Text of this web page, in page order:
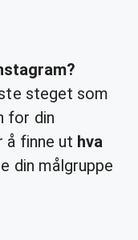
steget som
for din
å finne ut hva
din målgruppe